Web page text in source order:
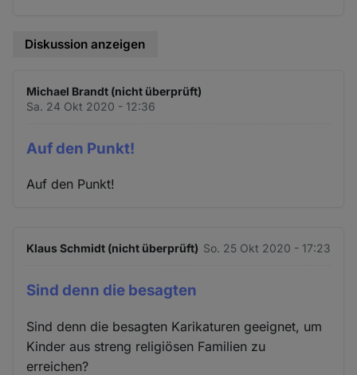
Diskussion anzeigen
Michael Brandt (nicht überprüft)
Sa. 24 Okt 2020 - 12:36
Auf den Punkt!
Auf den Punkt!
Klaus Schmidt (nicht überprüft) So. 25 Okt 2020 - 17:23
Sind denn die besagten
Sind denn die besagten Karikaturen geeignet, um
Kinder aus streng religiösen Familien zu
erreichen?